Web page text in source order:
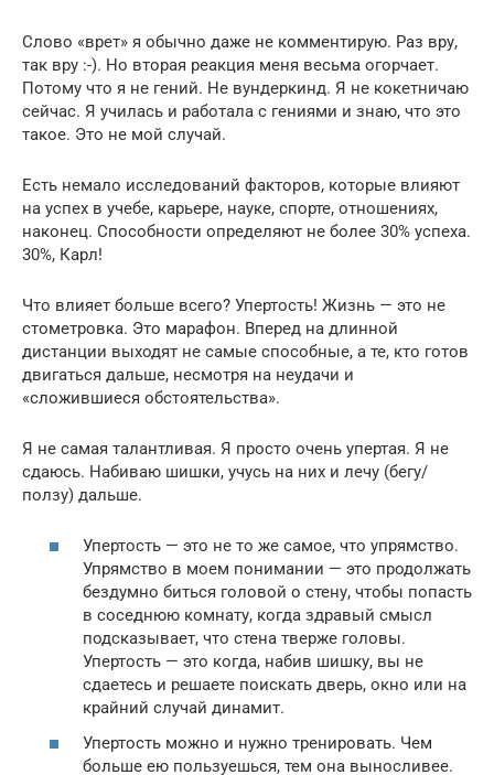
Слово «врет» я обычно даже не комментирую. Раз вру,
так вру :-). Но вторая реакция меня весьма огорчает.
Потому что я не гений. Не вундеркинд. Я не кокетничаю
сейчас. Я училась и работала с гениями и знаю, что это
такое. Это не мой случай.
Есть немало исследований факторов, которые влияют
на успех в учебе, карьере, науке, спорте, отношениях,
наконец. Способности определяют не более 30% успеха.
30%, Карл!
Что влияет больше всего? Упертость! Жизнь — это не
стометровка. Это марафон. Вперед на длинной
дистанции выходят не самые способные, а те, кто готов
двигаться дальше, несмотря на неудачи и
«сложившиеся обстоятельства».
Я не самая талантливая. Я просто очень упертая. Я не
сдаюсь. Набиваю шишки, учусь на них и лечу (бегу/
ползу) дальше.
Упертость — это не то же самое, что упрямство.
Упрямство в моем понимании — это продолжать
бездумно биться головой о стену, чтобы попасть
в соседнюю комнату, когда здравый смысл
подсказывает, что стена тверже головы.
Упертость — это когда, набив шишку, вы не
сдаетесь и решаете поискать дверь, окно или на
крайний случай динамит.
Упертость можно и нужно тренировать. Чем
больше ею пользуешься, тем она выносливее.